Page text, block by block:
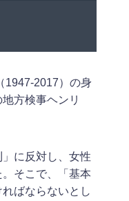
1947-2017）の身
方検事ヘンリ
に反対し、女性
そこで、「基本
ばならないとし